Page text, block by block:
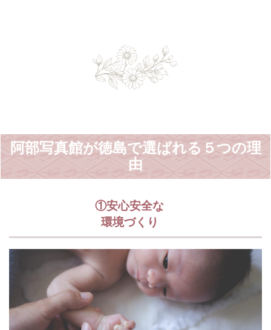
阿部写真館が徳島で選ばれる５つの理
由
①安心安全な
環境づくり